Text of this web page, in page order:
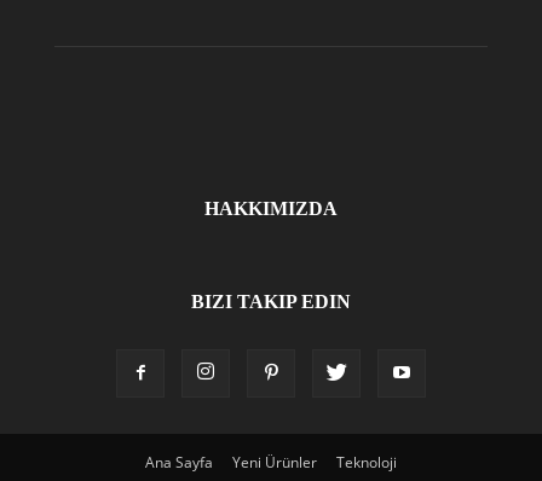
HAKKIMIZDA
BIZI TAKIP EDIN
Ana Sayfa Yeni Ürünler Teknoloji